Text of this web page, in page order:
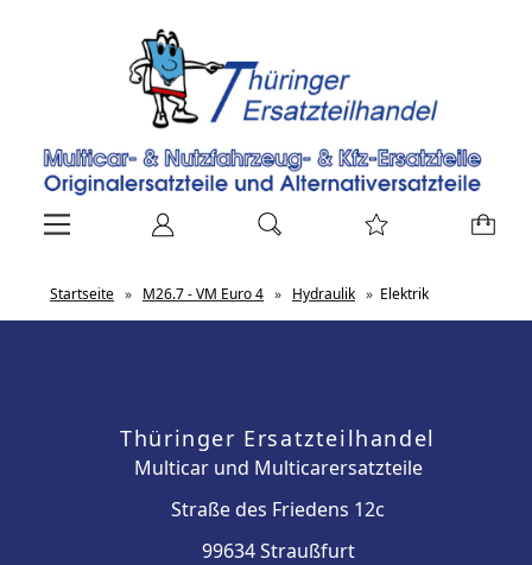
Startseite » M26.7 - VM Euro 4 » Hydraulik » Elektrik
Thüringer Ersatzteilhandel
Multicar und Multicarersatzteile
Straße des Friedens 12c
99634 Straußfurt